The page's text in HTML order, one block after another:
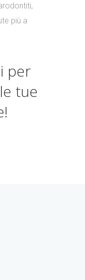
più a
per
tue